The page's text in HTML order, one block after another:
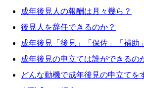
成年後見人の報酬は月々幾ら？
後見人を辞任できるのか？
成年後見「後見」「保佐」「補助
成年後見の申立ては誰ができるの
どんな動機で成年後見の申立てを